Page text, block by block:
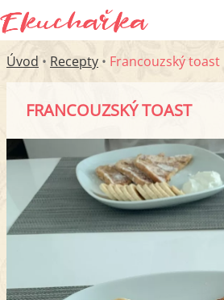
Úvod • Recepty • Francouzský toast
FRANCOUZSKÝ TOAST